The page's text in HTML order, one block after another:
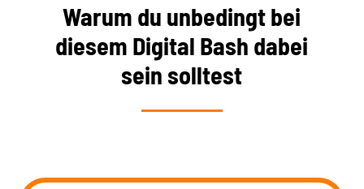
Warum du unbedingt bei
diesem Digital Bash dabei
sein solltest